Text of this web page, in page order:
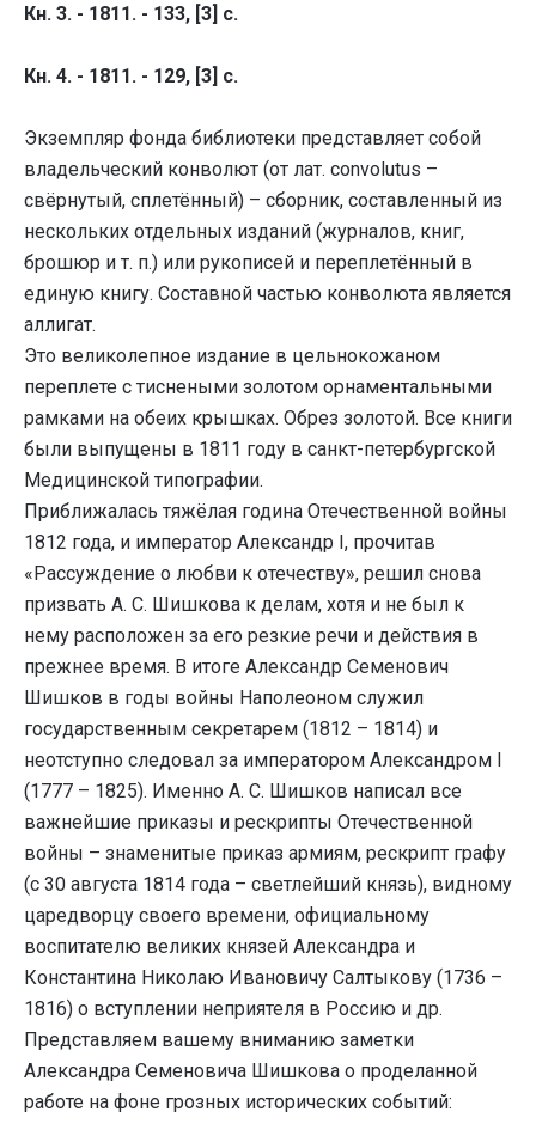
Кн. 3. - 1811. - 133, [3] с.
Кн. 4. - 1811. - 129, [3] с.
Экземпляр фонда библиотеки представляет собой
владельческий конволют (от лат. convolutus –
свёрнутый, сплетённый) – сборник, составленный из
нескольких отдельных изданий (журналов, книг,
брошюр и т. п.) или рукописей и переплетённый в
единую книгу. Составной частью конволюта является
аллигат.
Это великолепное издание в цельнокожаном
переплете с тиснеными золотом орнаментальными
рамками на обеих крышках. Обрез золотой. Все книги
были выпущены в 1811 году в санкт-петербургской
Медицинской типографии.
Приближалась тяжёлая година Отечественной войны
1812 года, и император Александр I, прочитав
«Рассуждение о любви к отечеству», решил снова
призвать А. С. Шишкова к делам, хотя и не был к
нему расположен за его резкие речи и действия в
прежнее время. В итоге Александр Семенович
Шишков в годы войны Наполеоном служил
государственным секретарем (1812 – 1814) и
неотступно следовал за императором Александром I
(1777 – 1825). Именно А. С. Шишков написал все
важнейшие приказы и рескрипты Отечественной
войны – знаменитые приказ армиям, рескрипт графу
(с 30 августа 1814 года – светлейший князь), видному
царедворцу своего времени, официальному
воспитателю великих князей Александра и
Константина Николаю Ивановичу Салтыкову (1736 –
1816) о вступлении неприятеля в Россию и др.
Представляем вашему вниманию заметки
Александра Семеновича Шишкова о проделанной
работе на фоне грозных исторических событий: